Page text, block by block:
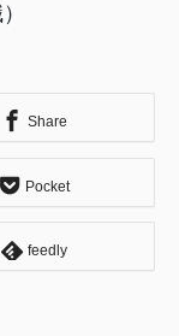
Share
Pocket
feedly